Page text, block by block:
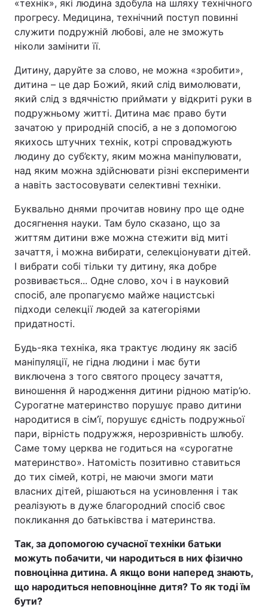
«технік», які людина здобула на шляху технічного
прогресу. Медицина, технічний поступ повинні
служити подружній любові, але не зможуть
ніколи замінити її.
Дитину, даруйте за слово, не можна «зробити»,
дитина – це дар Божий, який слід вимолювати,
який слід з вдячністю приймати у відкриті руки в
подружньому житті. Дитина має право бути
зачатою у природній спосіб, а не з допомогою
якихось штучних технік, котрі спроваджують
людину до суб’єкту, яким можна маніпулювати,
над яким можна здійснювати різні експерименти
а навіть застосовувати селективні техніки.
Буквально днями прочитав новину про ще одне
досягнення науки. Там було сказано, що за
життям дитини вже можна стежити від миті
зачаття, і можна вибирати, селекціонувати дітей.
І вибрати собі тільки ту дитину, яка добре
розвивається... Одне слово, хоч і в науковий
спосіб, але пропагуємо майже нацистські
підходи селекції людей за категоріями
придатності.
Будь-яка техніка, яка трактує людину як засіб
маніпуляції, не гідна людини і має бути
виключена з того святого процесу зачаття,
виношення й народження дитини рідною матір’ю.
Сурогатне материнство порушує право дитини
народитися в сім’ї, порушує єдність подружньої
пари, вірність подружжя, нерозривність шлюбу.
Саме тому церква не годиться на «сурогатне
материнство». Натомість позитивно ставиться
до тих сімей, котрі, не маючи змоги мати
власних дітей, рішаються на усиновлення і так
реалізують в дуже благородний спосіб своє
покликання до батьківства і материнства.
Так, за допомогою сучасної техніки батьки
можуть побачити, чи народиться в них фізично
повноцінна дитина. А якщо вони наперед знають,
що народиться неповноцінне дитя? То як тоді їм
бути?